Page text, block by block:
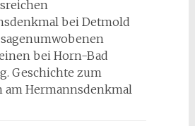
bei Detmold
bei Horn-Bad
Geschichte zum
am Hermannsdenkmal